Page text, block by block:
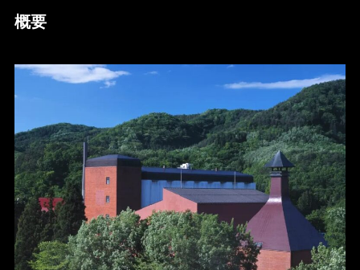
概要